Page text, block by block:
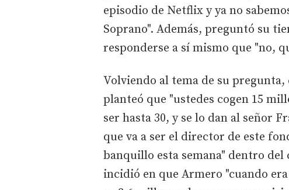
episodio de Netflix y ya no
Soprano". Además, preguntó su
responderse a sí mismo que "no,
Volviendo al tema de su
planteó que "ustedes cogen 15
ser hasta 30, y se lo dan al señor
que va a ser el director de este
banquillo esta semana" dentro del
incidió en que Armero "cuando